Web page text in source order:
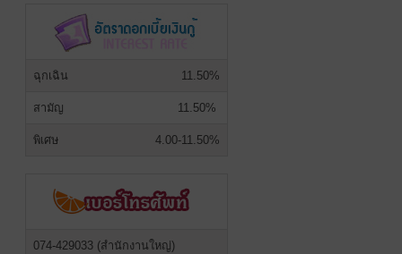
ฉุกเฉิน 11.50%
สามัญ 11.50%
พิเศษ 4.00-11.50%
074-429033 (สำนักงานใหญ่)